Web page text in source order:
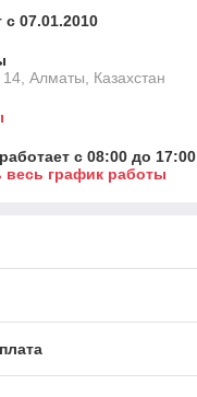
с 07.01.2010
Алматы, Казахстан
с 08:00 до 17:00
весь график работы